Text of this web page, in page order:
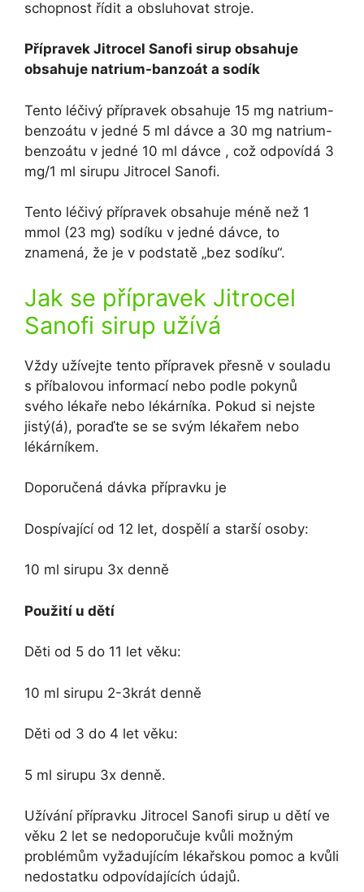
schopnost řídit a obsluhovat stroje.
Přípravek Jitrocel Sanofi sirup obsahuje
obsahuje natrium-banzoát a sodík
Tento léčivý přípravek obsahuje 15 mg natrium-
benzoátu v jedné 5 ml dávce a 30 mg natrium-
benzoátu v jedné 10 ml dávce , což odpovídá 3
mg/1 ml sirupu Jitrocel Sanofi.
Tento léčivý přípravek obsahuje méně než 1
mmol (23 mg) sodíku v jedné dávce, to
znamená, že je v podstatě „bez sodíku“.
Jak se přípravek Jitrocel
Sanofi sirup užívá
Vždy užívejte tento přípravek přesně v souladu
s příbalovou informací nebo podle pokynů
svého lékaře nebo lékárníka. Pokud si nejste
jistý(á), poraďte se se svým lékařem nebo
lékárníkem.
Doporučená dávka přípravku je
Dospívající od 12 let, dospělí a starší osoby:
10 ml sirupu 3x denně
Použití u dětí
Děti od 5 do 11 let věku:
10 ml sirupu 2-3krát denně
Děti od 3 do 4 let věku:
5 ml sirupu 3x denně.
Užívání přípravku Jitrocel Sanofi sirup u dětí ve
věku 2 let se nedoporučuje kvůli možným
problémům vyžadujícím lékařskou pomoc a kvůli
nedostatku odpovídajících údajů.